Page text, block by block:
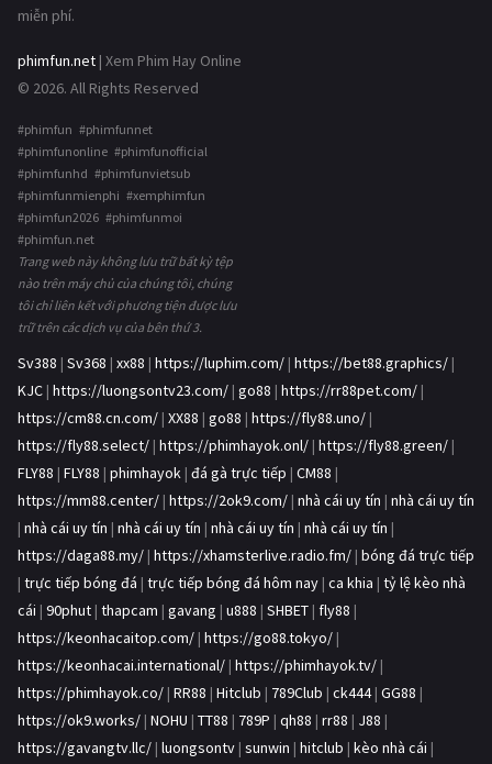
miễn phí.
phimfun.net | Xem Phim Hay Online
© 2026. All Rights Reserved
#phimfun #phimfunnet
#phimfunonline #phimfunofficial
#phimfunhd #phimfunvietsub
#phimfunmienphi #xemphimfun
#phimfun2026 #phimfunmoi
#phimfun.net
Trang web này không lưu trữ bất kỳ tệp
nào trên máy chủ của chúng tôi, chúng
tôi chỉ liên kết với phương tiện được lưu
trữ trên các dịch vụ của bên thứ 3.
Sv388 | Sv368 | xx88 | https://luphim.com/ | https://bet88.graphics/ |
KJC | https://luongsontv23.com/ | go88 | https://rr88pet.com/ |
https://cm88.cn.com/ | XX88 | go88 | https://fly88.uno/ |
https://fly88.select/ | https://phimhayok.onl/ | https://fly88.green/ |
FLY88 | FLY88 | phimhayok | đá gà trực tiếp | CM88 |
https://mm88.center/ | https://2ok9.com/ | nhà cái uy tín | nhà cái uy tín
| nhà cái uy tín | nhà cái uy tín | nhà cái uy tín | nhà cái uy tín |
https://daga88.my/ | https://xhamsterlive.radio.fm/ | bóng đá trực tiếp
| trực tiếp bóng đá | trực tiếp bóng đá hôm nay | ca khia | tỷ lệ kèo nhà
cái | 90phut | thapcam | gavang | u888 | SHBET | fly88 |
https://keonhacaitop.com/ | https://go88.tokyo/ |
https://keonhacai.international/ | https://phimhayok.tv/ |
https://phimhayok.co/ | RR88 | Hitclub | 789Club | ck444| GG88 |
https://ok9.works/ | NOHU | TT88 | 789P | qh88 | rr88 | J88 |
https://gavangtv.llc/ | luongsontv | sunwin | hitclub | kèo nhà cái |